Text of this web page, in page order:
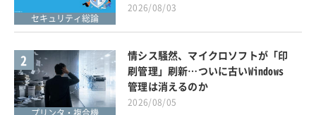
セキュリティ総論
2026/08/03
2
情シス騒然、マイクロソフトが「印
刷管理」刷新…ついに古いWindows
管理は消えるのか
2026/08/05